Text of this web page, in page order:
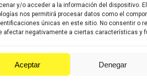
y/o acceder a la información del dispositivo.
nos permitirá procesar datos como el
únicas en este sitio. No consentir o
afectar negativamente a ciertas características y
Aceptar Denegar